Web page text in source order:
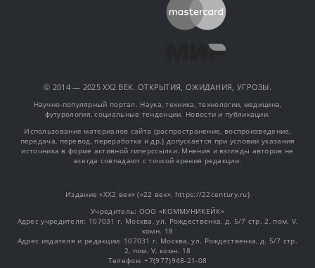
© 2014 — 2025 XX2 ВЕК. ОТКРЫТИЯ, ОЖИДАНИЯ, УГРОЗЫ.
Научно-популярный портал. Наука, техника, технологии, медицина,
футурология, социальные тенденции. Новости и публикации.
Использование материалов сайта (распространение, воспроизведение,
передача, перевод, переработка и др.) допускается при условии указания
источника в форме активной гиперссылки. Мнения и взгляды авторов не
всегда совпадают с точкой зрения редакции.
Издание «XX2 век» («22 век», https://22century.ru)
Учредитель: OOO «КОММУНИКЕЙК»
Адрес учредителя: 107031 г. Москва, ул. Рождественка, д. 5/7 стр. 2, пом. V,
комн. 18
Адрес издателя и редакции: 107031 г. Москва, ул. Рождественка, д. 5/7 стр.
2, пом. V, комн. 18
Телефон: +7(977)948-21-08